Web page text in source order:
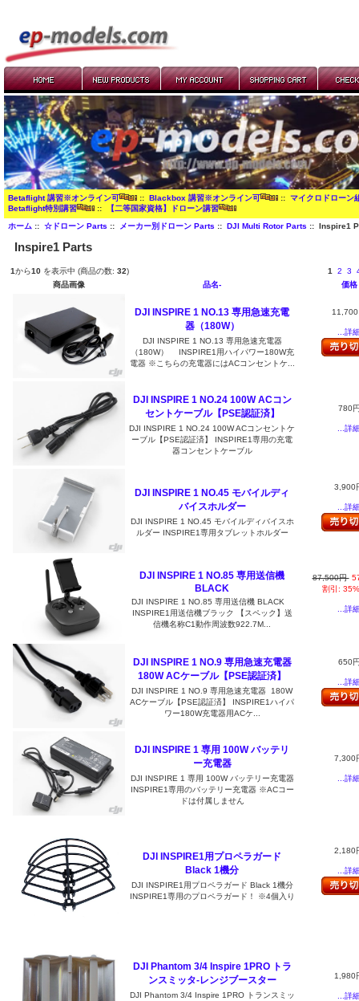
Betaflight 講習※オンライン可 :: Blackbox 講習※オンライン可 :: マイクロドローン
Betaflight特別講習
:: 【二等国家資格】ドローン講習
ホーム:: ☆ドローン Parts :: メーカー別ドローン Parts :: DJI Multi Rotor Parts :: Inspire1
Inspire1 Parts
1から10 を表示中 (商品の数: 32) 1 2 3
商品画像
品名- 価格
DJI INSPIRE 1 NO.13 専用急速充電
器（180W）
DJI INSPIRE 1 NO.13 専用急速充電器
（180W） INSPIRE1用ハイパワー180W充
電器 ※こちらの充電器にはACコンセントケ...
...詳
DJI INSPIRE 1 NO.24 100W ACコン
セントケーブル【PSE認証済】
DJI INSPIRE 1 NO.24 100W ACコンセントケ
ーブル【PSE認証済】 INSPIRE1専用の充電
器コンセントケーブル
780
...詳
DJI INSPIRE 1 NO.45 モバイルディ
バイスホルダー
DJI INSPIRE 1 NO.45 モバイルディバイスホ
ルダー INSPIRE1専用タブレットホルダー
3,900
...詳
DJI INSPIRE 1 NO.85 専用送信機
BLACK
DJI INSPIRE 1 NO.85 専用送信機 BLACK
INSPIRE1用送信機ブラック 【スペック】送
信機名称C1動作周波数922.7M...
87,500円
割引:
...詳
DJI INSPIRE 1 NO.9 専用急速充電器
180W ACケーブル【PSE認証済】
DJI INSPIRE 1 NO.9 専用急速充電器 180W
ACケーブル【PSE認証済】 INSPIRE1ハイパ
ワー180W充電器用ACケ...
650
...詳
DJI INSPIRE 1 専用 100W バッテリ
ー充電器
DJI INSPIRE 1 専用 100W バッテリー充電器
INSPIRE1専用のバッテリー充電器 ※ACコー
ドは付属しません
7,300
...詳
DJI INSPIRE1用プロペラガード
Black 1機分
DJI INSPIRE1用プロペラガード Black 1機分
INSPIRE1専用のプロペラガード！ ※4個入り
2,180
...詳
DJI Phantom 3/4 Inspire 1PRO トラ
ンスミッタ-レンジブースター
DJI Phantom 3/4 Inspire 1PRO トランスミッ
1,980
...詳